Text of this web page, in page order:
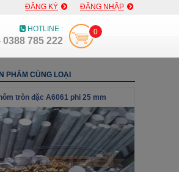
ĐĂNG KÝ ĐĂNG NHẬP
HOTLINE :
0388 785 222
0
PHẨM CÙNG LOẠI
tròn đặc A6061 phi 25 mm